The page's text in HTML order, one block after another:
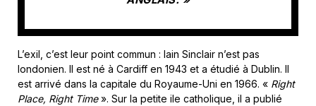
L’exil, c’est leur point commun : Iain Sinclair n’est pas
londonien. Il est né à Cardiff en 1943 et a étudié à Dublin. Il
est arrivé dans la capitale du Royaume-Uni en 1966. « Right
Place, Right Time». Sur la petite ile catholique, il a publié